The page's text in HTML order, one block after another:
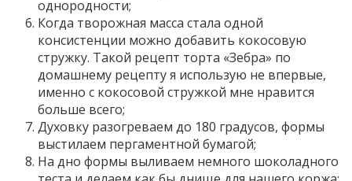
однородности;
Когда творожная масса стала одной
консистенции можно добавить кокосовую
стружку. Такой рецепт торта «Зебра» по
домашнему рецепту я использую не впервые,
именно с кокосовой стружкой мне нравится
больше всего;
Духовку разогреваем до 180 градусов, формы
выстилаем пергаментной бумагой;
На дно формы выливаем немного шоколадного